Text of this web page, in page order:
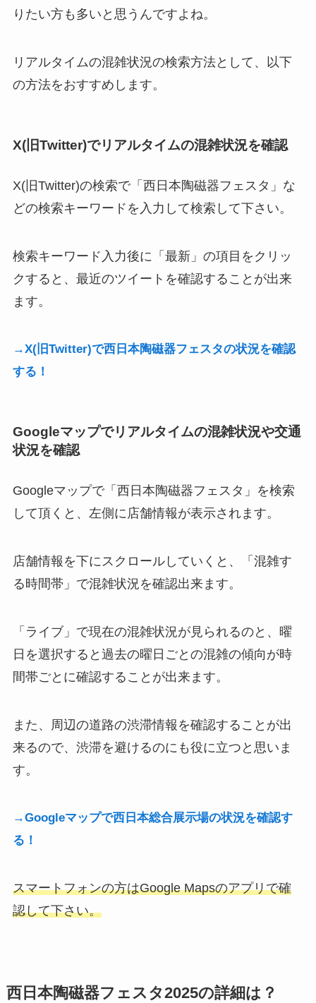
りたい方も多いと思うんですよね。
リアルタイムの混雑状況の検索方法として、以下
の方法をおすすめします。
X(旧Twitter)でリアルタイムの混雑状況を確認
X(旧Twitter)の検索で「西日本陶磁器フェスタ」な
どの検索キーワードを入力して検索して下さい。
検索キーワード入力後に「最新」の項目をクリッ
クすると、最近のツイートを確認することが出来
ます。
→X(旧Twitter)で西日本陶磁器フェスタの状況を確認
する！
Googleマップでリアルタイムの混雑状況や交通
状況を確認
Googleマップで「西日本陶磁器フェスタ」を検索
して頂くと、左側に店舗情報が表示されます。
店舗情報を下にスクロールしていくと、「混雑す
る時間帯」で混雑状況を確認出来ます。
「ライブ」で現在の混雑状況が見られるのと、曜
日を選択すると過去の曜日ごとの混雑の傾向が時
間帯ごとに確認することが出来ます。
また、周辺の道路の渋滞情報を確認することが出
来るので、渋滞を避けるのにも役に立つと思いま
す。
→Googleマップで西日本総合展示場の状況を確認す
る！
スマートフォンの方はGoogle Mapsのアプリで確
認して下さい。
西日本陶磁器フェスタ2025の詳細は？